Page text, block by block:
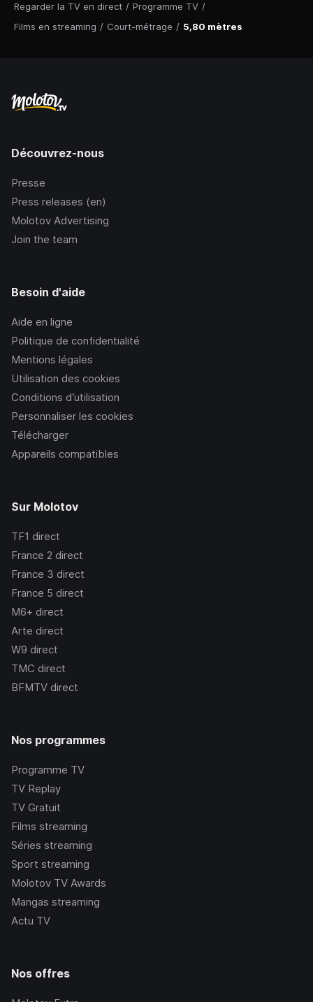
Regarder la TV en direct / Programme TV /
Films en streaming / Court-métrage / 5,80 mètres
Découvrez-nous
Presse
Press releases (en)
Molotov Advertising
Join the team
Besoin d'aide
Aide en ligne
Politique de confidentialité
Mentions légales
Utilisation des cookies
Conditions d’utilisation
Personnaliser les cookies
Télécharger
Appareils compatibles
Sur Molotov
TF1 direct
France 2 direct
France 3 direct
France 5 direct
M6+ direct
Arte direct
W9 direct
TMC direct
BFMTV direct
Nos programmes
Programme TV
TV Replay
TV Gratuit
Films streaming
Séries streaming
Sport streaming
Molotov TV Awards
Mangas streaming
Actu TV
Nos offres